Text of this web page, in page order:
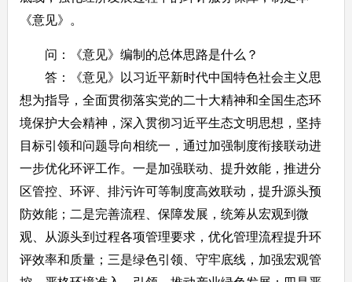
《意见》。
问：《意见》编制的总体思路是什么？
答：《意见》以习近平新时代中国特色社会主义思
想为指导，全面贯彻落实党的二十大精神和全国生态环
境保护大会精神，深入贯彻习近平生态文明思想，坚持
目标引领和问题导向相统一，通过加强制度衔接联动进
一步优化环评工作。一是加强联动、提升效能，推进分
区管控、环评、排污许可等制度高效联动，提升源头预
防效能；二是完善流程、保障发展，统筹从宏观到微
观、从源头到过程各项管理要求，优化管理流程提升环
评效率和质量；三是绿色引领、守牢底线，加强宏观管